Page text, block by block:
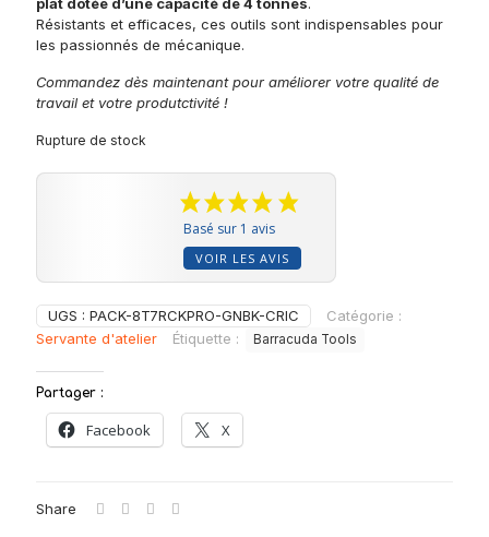
Résistants et efficaces, ces outils sont indispensables pour
les passionnés de mécanique.
Commandez dès maintenant pour améliorer votre qualité de
travail et votre produtctivité !
Rupture de stock
Basé sur 1 avis
VOIR LES AVIS
UGS : PACK-8T7RCKPRO-GNBK-CRIC
Catégorie :
Servante d'atelier
Étiquette : Barracuda Tools
Partager :
Facebook X
Share